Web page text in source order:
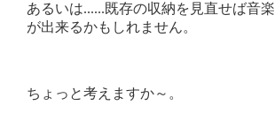
あるいは......既存の収納を見直せば音
が出来るかもしれません。
ちょっと考えますか～。